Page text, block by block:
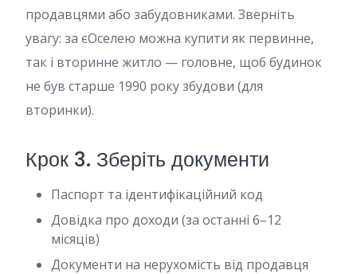
продавцями або забудовниками. Зверніть
увагу: за єОселею можна купити як первинне,
так і вторинне житло — головне, щоб будинок
не був старше 1990 року збудови (для
вторинки).
Крок 3. Зберіть документи
Паспорт та ідентифікаційний код
Довідка про доходи (за останні 6–12
місяців)
Документи на нерухомість від продавця